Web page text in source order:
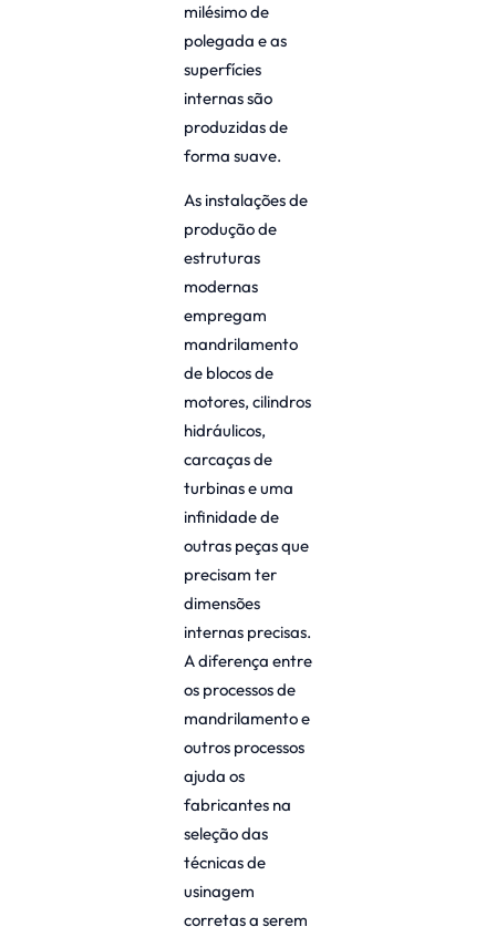
milésimo de
polegada e as
superfícies
internas são
produzidas de
forma suave.
As instalações de
produção de
estruturas
modernas
empregam
mandrilamento
de blocos de
motores, cilindros
hidráulicos,
carcaças de
turbinas e uma
infinidade de
outras peças que
precisam ter
dimensões
internas precisas.
A diferença entre
os processos de
mandrilamento e
outros processos
ajuda os
fabricantes na
seleção das
técnicas de
usinagem
corretas a serem